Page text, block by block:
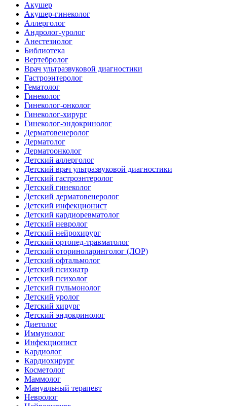
Акушер
Акушер-гинеколог
Аллерголог
Андролог-уролог
Анестезиолог
Библиотека
Вертебролог
Врач ультразвуковой диагностики
Гастроэнтеролог
Гематолог
Гинеколог
Гинеколог-онколог
Гинеколог-хирург
Гинеколог-эндокринолог
Дерматовенеролог
Дерматолог
Дерматоонколог
Детский аллерголог
Детский врач ультразвуковой диагностики
Детский гастроэнтеролог
Детский гинеколог
Детский дерматовенеролог
Детский инфекционист
Детский кардиоревматолог
Детский невролог
Детский нейрохирург
Детский ортопед-травматолог
Детский оториноларинголог (ЛОР)
Детский офтальмолог
Детский психиатр
Детский психолог
Детский пульмонолог
Детский уролог
Детский хирург
Детский эндокринолог
Диетолог
Иммунолог
Инфекционист
Кардиолог
Кардиохирург
Косметолог
Маммолог
Мануальный терапевт
Невролог